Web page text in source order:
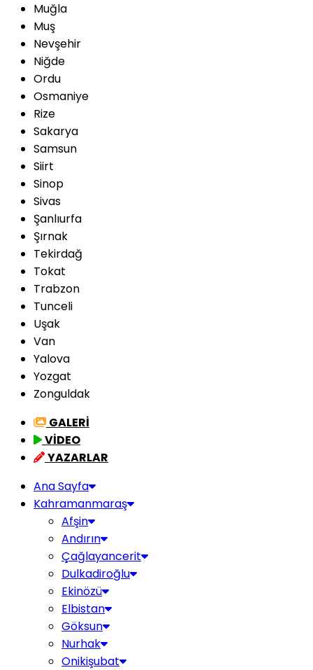
Muğla
Muş
Nevşehir
Niğde
Ordu
Osmaniye
Rize
Sakarya
Samsun
Siirt
Sinop
Sivas
Şanlıurfa
Şırnak
Tekirdağ
Tokat
Trabzon
Tunceli
Uşak
Van
Yalova
Yozgat
Zonguldak
GALERİ
VİDEO
YAZARLAR
Ana Sayfa
Kahramanmaraş
Afşin
Andırın
Çağlayancerit
Dulkadiroğlu
Ekinözü
Elbistan
Göksun
Nurhak
Onikişubat